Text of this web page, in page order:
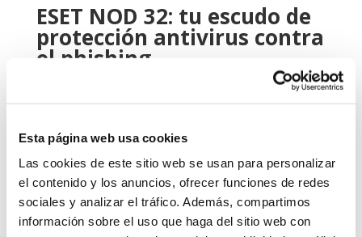
Esta página web usa cookies
Las cookies de este sitio web se usan para personalizar
el contenido y los anuncios, ofrecer funciones de redes
sociales y analizar el tráfico. Además, compartimos
información sobre el uso que haga del sitio web con
ESET NOD 32: tu escudo de
protección antivirus contra
el phishing
Aquí es donde entra en juego una herramienta
profesional comoESET NOD 32. Esteantivirusha
rendimiento, facilidad de uso y detección avanzada de
amenazas.
Gracias a sus capacidades heurísticas y su protección
en tiempo real, ESET NOD 32 detecta y bloquea
intentos de phishing antes de que puedan causarte